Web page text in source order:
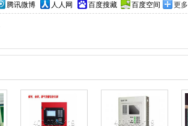
腾讯微博 人人网 百度搜藏 百度空间 更多